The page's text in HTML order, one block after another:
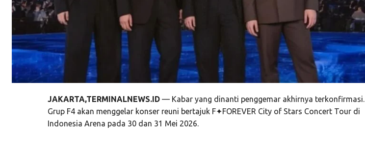
JAKARTA,TERMINALNEWS.ID— Kabar yang dinanti penggemar akhirnya terkonfirmasi.
Grup F4 akan menggelar konser reuni bertajuk F✦FOREVER City of Stars Concert Tour di
Indonesia Arena pada 30 dan 31 Mei 2026.